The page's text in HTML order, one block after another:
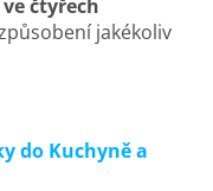
ve čtyřech
jakékoliv
do Kuchyně a